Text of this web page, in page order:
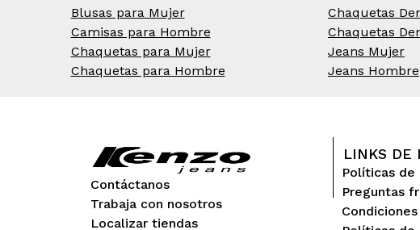
Blusas para Mujer
Camisas para Hombre
Chaquetas para Mujer
Chaquetas para Hombre
Chaquetas
Chaquetas
Jeans Mujer
Jeans Hombre
Contáctanos
Trabaja con nosotros
Localizar tiendas
LINKS DE
Políticas de
Preguntas